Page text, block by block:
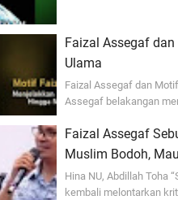
Faizal Assegaf
Ulama
Faizal Assegaf dan
Assegaf belakangan
Faizal Assegaf
Muslim Bodoh,
Hina NU, Abdillah Toha
kembali melontarkan